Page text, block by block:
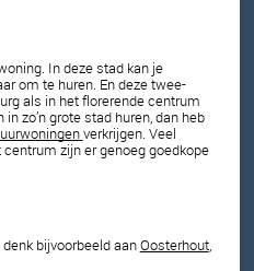
In deze stad kan je
om te huren. En deze twee-
als in het florerende centrum
zo’n grote stad huren, dan heb
verkrijgen. Veel
zijn er genoeg goedkope
bijvoorbeeld aan Oosterhout,